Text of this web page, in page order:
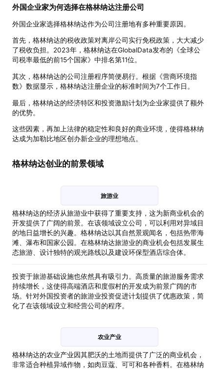
外国企业家为何选择在格林纳达注册公司
外国企业家选择格林纳达作为公司注册地有多种重要原因。
首先，格林纳达的税收政策对离岸公司实行免税政策，大大减少
了税收负担。2023年，格林纳达在GlobalData发布的《全球公
司税率最低的前15个国家》中排名第11位。
其次，格林纳达的公司注册程序简便易行。根据《营商环境指
数》数据显示，格林纳达注册企业的标准时间为7个工作日。
最后，格林纳达的经济特区和投资激励计划为企业家提供了额外
的优势。
这些因素，再加上法律的稳定性和良好的商业环境，使得格林纳
达成为加勒比地区创办新企业的理想地点。
格林纳达创业的前景领域
旅游业
格林纳达的经济从旅游业中获得了重要支持，这为新商业机会的
开发提供了广阔的前景。在该领域设立公司，可以利用对异域目
的地日益增长的兴趣。格林纳达以其自然景观闻名，包括热带海
滩、瀑布和国家公园。在格林纳达旅游业的商业机会包括发展生
态旅游、设计独特的观光路线以及建设环保型酒店综合体。
投资于旅游基础设施也依然具有吸引力。高质量的旅游服务需求
持续增长，这使得高端酒店和度假村的开发成为前景广阔的市
场。针对外国投资者的旅游业投资促进计划提供了优惠政策，简
化了在该领域设立和经营公司的程序。
农业产业
格林纳达的农业产业因其肥沃的土地而提供了广泛的商业机会，
非常适合种植异域作物，如肉豆蔻、可可和各种香料。在格林纳